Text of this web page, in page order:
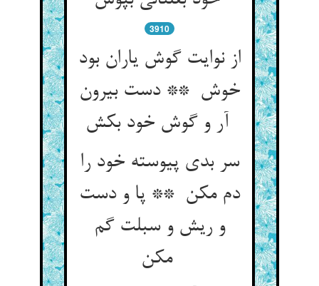
3910
از نوایت گوش یاران بود
خوش ** دست بیرون
سر بدی پیوسته خود را
دم مکن ** پا و دست
و ریش و سبلت گم
مکن